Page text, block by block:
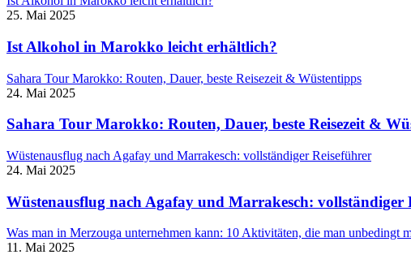
25. Mai 2025
Ist Alkohol in Marokko leicht erhältlich?
Sahara Tour Marokko: Routen, Dauer, beste Reisezeit & Wüstentipps
24. Mai 2025
Sahara Tour Marokko: Routen, Dauer, beste Reisezeit &
Wüstenausflug nach Agafay und Marrakesch: vollständiger Reiseführer
24. Mai 2025
Wüstenausflug nach Agafay und Marrakesch: vollständiger
Was man in Merzouga unternehmen kann: 10 Aktivitäten, die man unbedingt
11. Mai 2025